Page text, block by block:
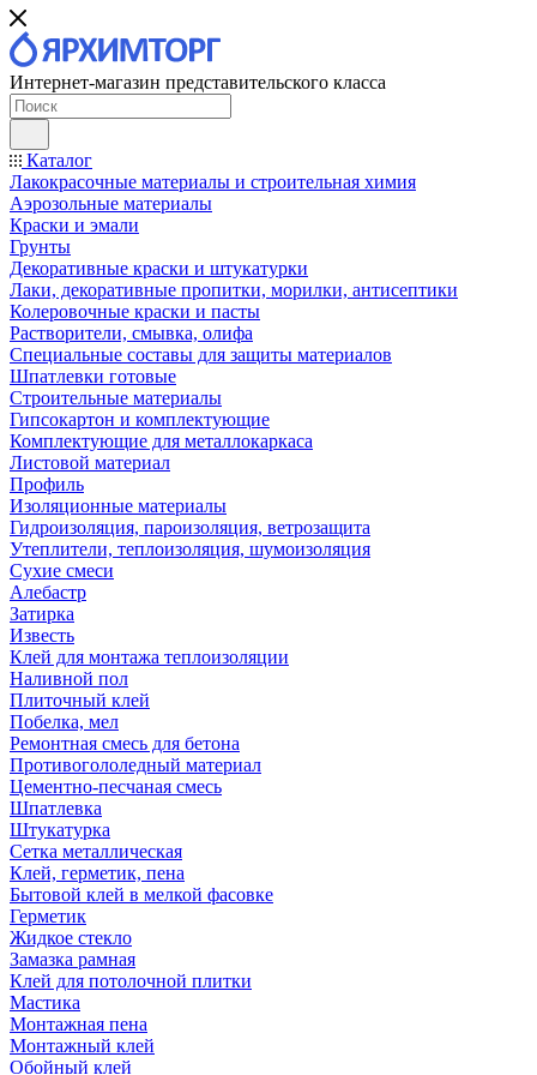
Интернет-магазин представительского класса
Каталог
Лакокрасочные материалы и строительная химия
Аэрозольные материалы
Краски и эмали
Грунты
Декоративные краски и штукатурки
Лаки, декоративные пропитки, морилки, антисептики
Колеровочные краски и пасты
Растворители, смывка, олифа
Специальные составы для защиты материалов
Шпатлевки готовые
Строительные материалы
Гипсокартон и комплектующие
Комплектующие для металлокаркаса
Листовой материал
Профиль
Изоляционные материалы
Гидроизоляция, пароизоляция, ветрозащита
Утеплители, теплоизоляция, шумоизоляция
Сухие смеси
Алебастр
Затирка
Известь
Клей для монтажа теплоизоляции
Наливной пол
Плиточный клей
Побелка, мел
Ремонтная смесь для бетона
Противогололедный материал
Цементно-песчаная смесь
Шпатлевка
Штукатурка
Сетка металлическая
Клей, герметик, пена
Бытовой клей в мелкой фасовке
Герметик
Жидкое стекло
Замазка рамная
Клей для потолочной плитки
Мастика
Монтажная пена
Монтажный клей
Обойный клей